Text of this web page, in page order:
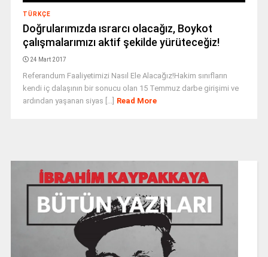
TÜRKÇE
Doğrularımızda ısrarcı olacağız, Boykot
çalışmalarımızı aktif şekilde yürüteceğiz!
24 Mart 2017
Referandum Faaliyetimizi Nasıl Ele Alacağız!Hakim sınıfların
kendi iç dalaşının bir sonucu olan 15 Temmuz darbe girişimi ve
ardından yaşanan siyas [...] Read More